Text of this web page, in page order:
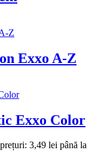
Exxo A-Z
Exxo Color
3,49 lei până la